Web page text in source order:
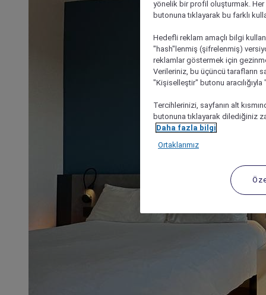
yönelik bir profil oluşturmak.
butonuna tıklayarak bu farklı
Hedefli reklam amaçlı bilgi
"hash"lenmiş (şifrelenmiş)
reklamlar göstermek için
Verileriniz, bu üçüncü tarafların
"Kişiselleştir" butonu
Tercihlerinizi, sayfanın alt
butonuna tıklayarak dilediğiniz
Daha fazla bilgi
Ortaklarımız